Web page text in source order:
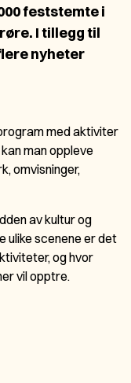
feststemte i
I tillegg til
nyheter
med aktiviter
man oppleve
omvisninger,
av kultur og
ulike scenene er det
og hvor
vil opptre.